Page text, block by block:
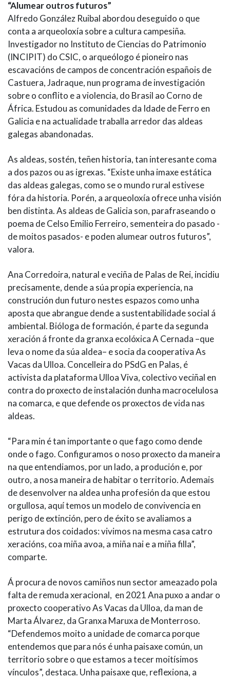
“Alumear outros futuros”
Alfredo González Ruibal abordou deseguido o que
conta a arqueoloxía sobre a cultura campesiña.
Investigador no Instituto de Ciencias do Patrimonio
(INCIPIT) do CSIC, o arqueólogo é pioneiro nas
escavacións de campos de concentración españois de
Castuera, Jadraque, nun programa de investigación
sobre o conflito e a violencia, do Brasil ao Corno de
África. Estudou as comunidades da Idade de Ferro en
Galicia e na actualidade traballa arredor das aldeas
galegas abandonadas.
As aldeas, sostén, teñen historia, tan interesante coma
a dos pazos ou as igrexas. “Existe unha imaxe estática
das aldeas galegas, como se o mundo rural estivese
fóra da historia. Porén, a arqueoloxía ofrece unha visión
ben distinta. As aldeas de Galicia son, parafraseando o
poema de Celso Emilio Ferreiro, sementeira do pasado -
de moitos pasados- e poden alumear outros futuros”,
valora.
Ana Corredoira, natural e veciña de Palas de Rei, incidiu
precisamente, dende a súa propia experiencia, na
construción dun futuro nestes espazos como unha
aposta que abrangue dende a sustentabilidade social á
ambiental. Bióloga de formación, é parte da segunda
xeración á fronte da granxa ecolóxica A Cernada –que
leva o nome da súa aldea– e socia da cooperativa As
Vacas da Ulloa. Concelleira do PSdG en Palas, é
activista da plataforma Ulloa Viva, colectivo veciñal en
contra do proxecto de instalación dunha macrocelulosa
na comarca, e que defende os proxectos de vida nas
aldeas.
“Para min é tan importante o que fago como dende
onde o fago. Configuramos o noso proxecto da maneira
na que entendiamos, por un lado, a produción e, por
outro, a nosa maneira de habitar o territorio. Ademais
de desenvolver na aldea unha profesión da que estou
orgullosa, aquí temos un modelo de convivencia en
perigo de extinción, pero de éxito se avaliamos a
estrutura dos coidados: vivimos na mesma casa catro
xeracións, coa miña avoa, a miña nai e a miña filla”,
comparte.
Á procura de novos camiños nun sector ameazado pola
falta de remuda xeracional, en 2021 Ana puxo a andar o
proxecto cooperativo As Vacas da Ulloa, da man de
Marta Álvarez, da Granxa Maruxa de Monterroso.
“Defendemos moito a unidade de comarca porque
entendemos que para nós é unha paisaxe común, un
territorio sobre o que estamos a tecer moitísimos
vínculos”, destaca. Unha paisaxe que, reflexiona, a